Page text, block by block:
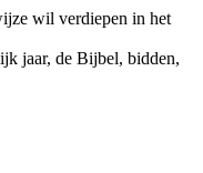
wil verdiepen in het
jaar, de Bijbel, bidden,